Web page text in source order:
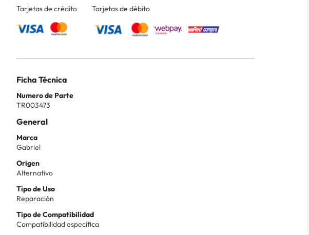
Tarjetas de crédito Tarjetas de débito
Ficha Técnica
Numero de Parte
TR003473
General
Marca
Gabriel
Origen
Alternativo
Tipo de Uso
Reparación
Tipo de Compatibilidad
Compatibilidad específica